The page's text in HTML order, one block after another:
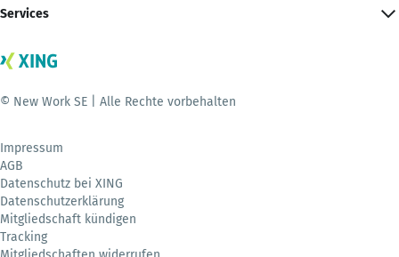
Services
© New Work SE | Alle Rechte vorbehalten
Impressum
AGB
Datenschutz bei XING
Datenschutzerklärung
Mitgliedschaft kündigen
Tracking